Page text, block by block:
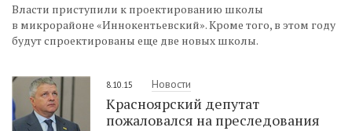
Власти приступили к проектированию школы
в микрорайоне «Иннокентьевский». Кроме того, в этом году
будут спроектированы еще две новых школы.
8.10.15 Новости
Красноярский депутат
пожаловался на преследования